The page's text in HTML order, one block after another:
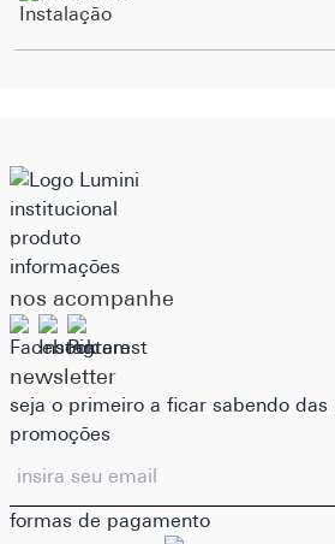
institucional
produto
informações
nos acompanhe
newsletter
seja o primeiro a ficar sabendo das
promoções
formas de pagamento